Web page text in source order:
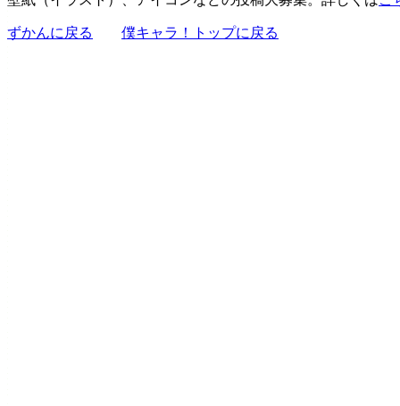
ずかんに戻る 僕キャラ！トップに戻る